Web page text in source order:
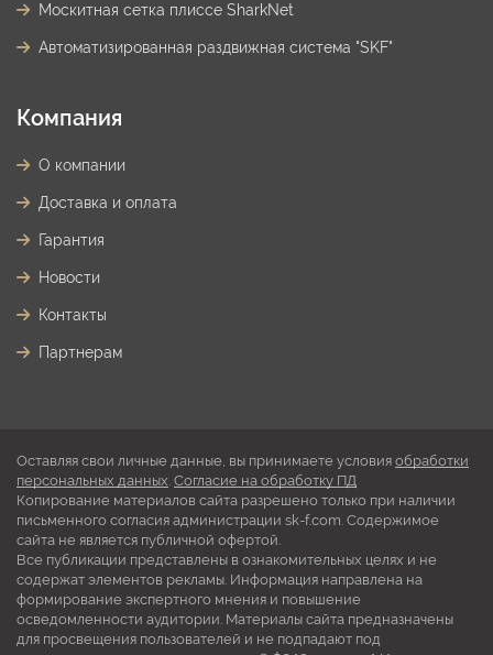
Москитная сетка плиссе SharkNet
Автоматизированная раздвижная система "SKF"
Компания
О компании
Доставка и оплата
Гарантия
Новости
Контакты
Партнерам
Оставляя свои личные данные, вы принимаете условия обработки
персональных данных. Согласие на обработку ПД
Копирование материалов сайта разрешено только при наличии
письменного согласия администрации sk-f.com. Содержимое
сайта не является публичной офертой.
Все публикации представлены в ознакомительных целях и не
содержат элементов рекламы. Информация направлена на
формирование экспертного мнения и повышение
осведомленности аудитории. Материалы сайта предназначены
для просвещения пользователей и не подпадают под